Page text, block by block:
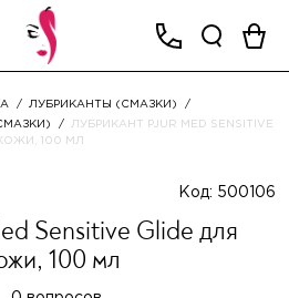
ЛУБРИКАНТЫ (СМАЗКИ)
ЛУБРИКАНТ PJUR MED SENSITIVE
100 МЛ
Код: 500106
Sensitive Glide для
100 мл